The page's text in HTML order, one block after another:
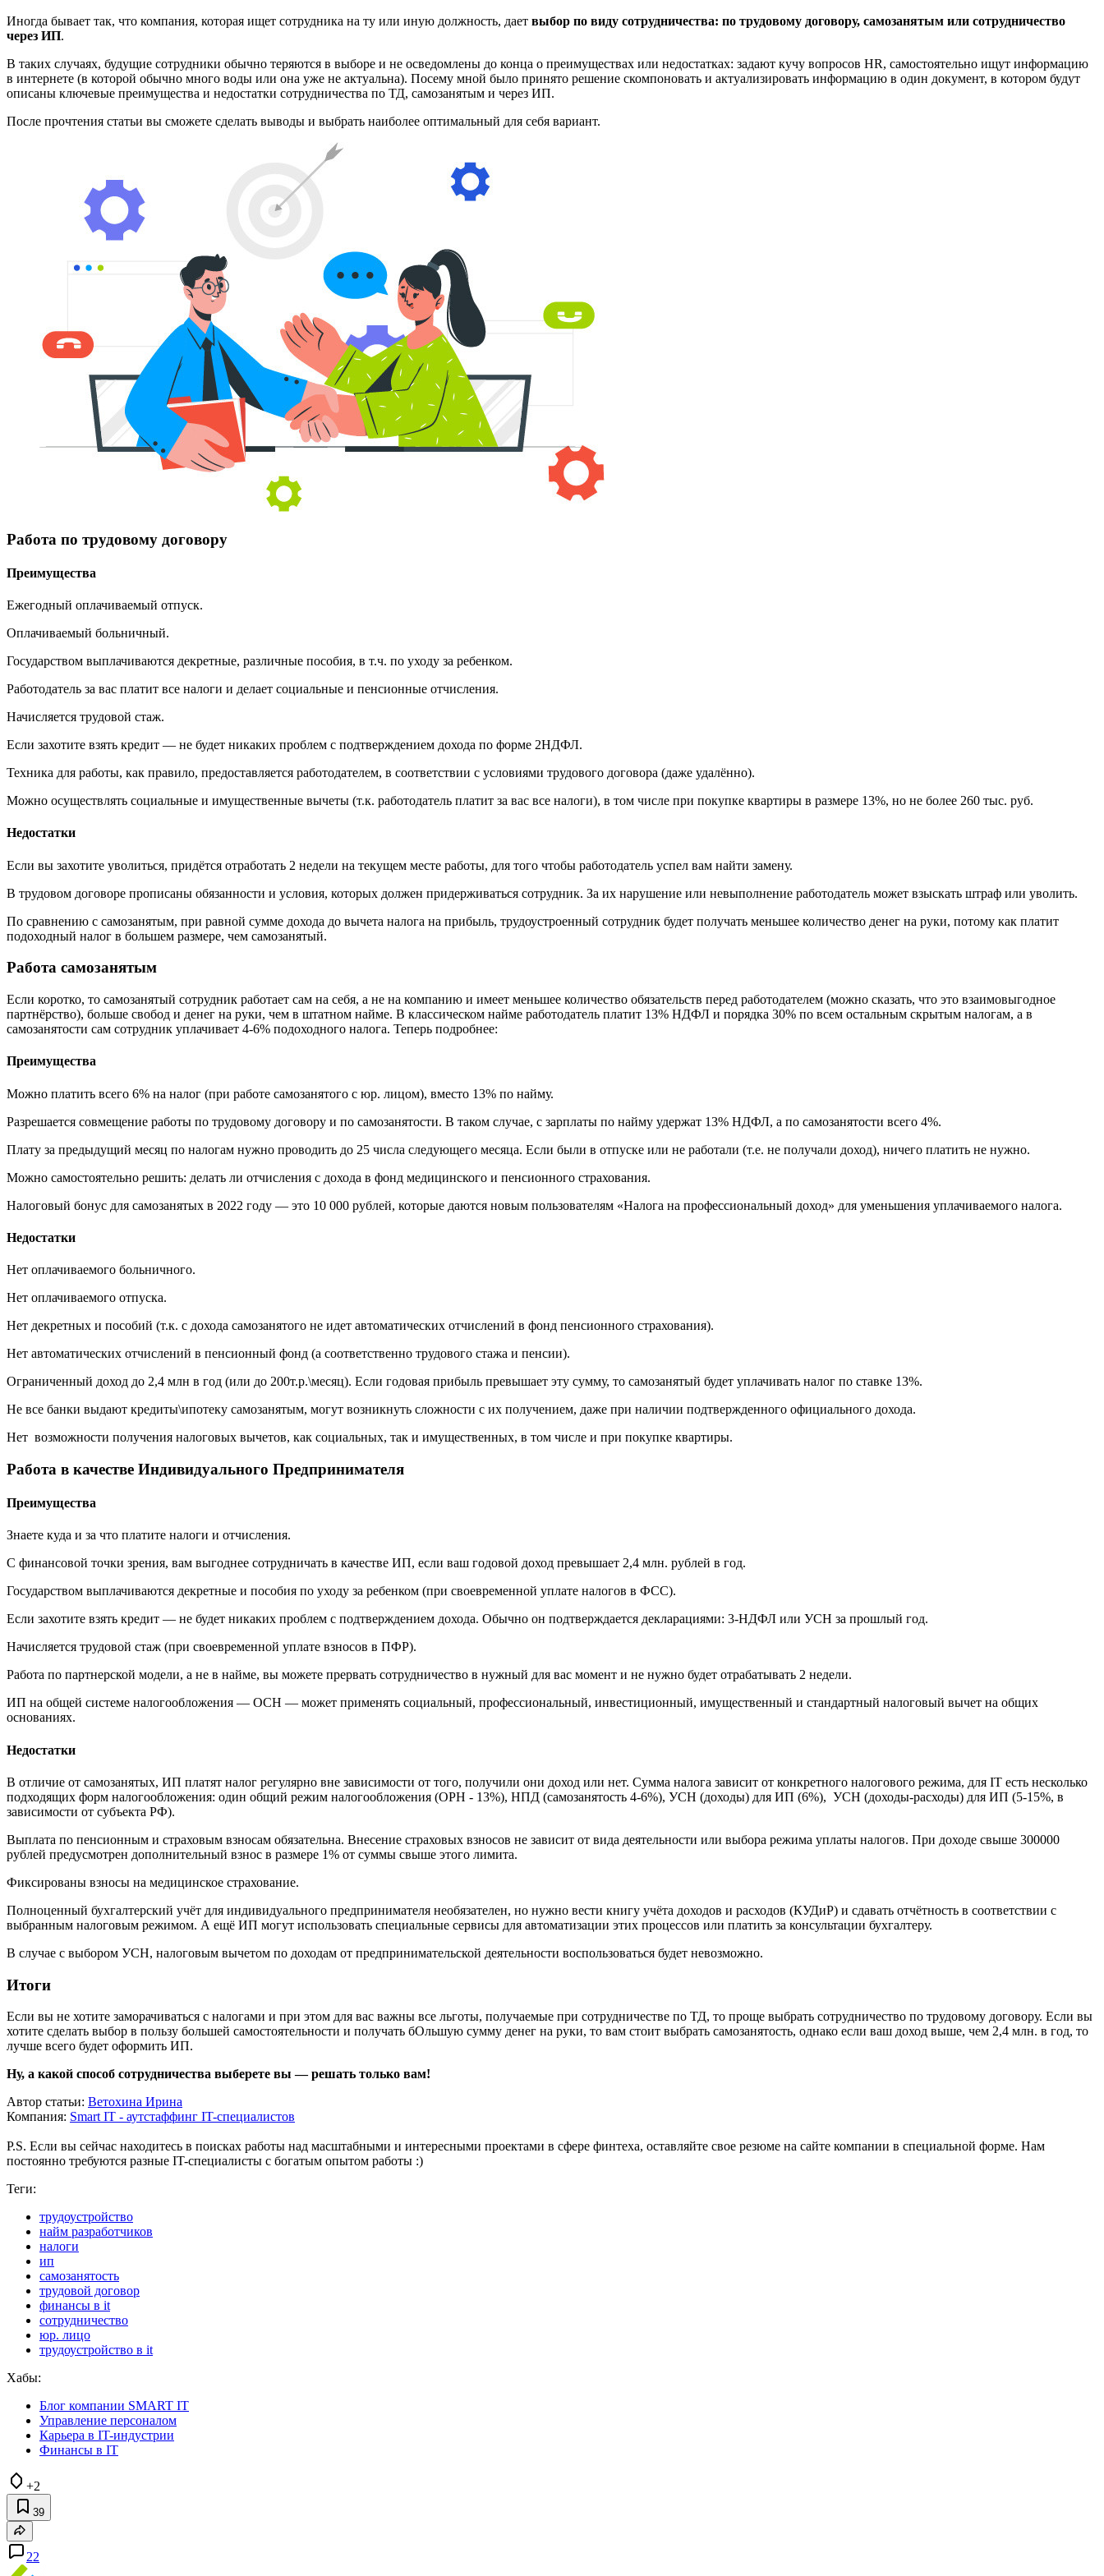
Иногда бывает так, что компания, которая ищет сотрудника на ту или иную должность, дает выбор по виду сотрудничества: по трудовому договору, самозанятым или сотрудничество
через ИП.
В таких случаях, будущие сотрудники обычно теряются в выборе и не осведомлены до конца о преимуществах или недостатках: задают кучу вопросов HR, самостоятельно ищут информацию
в интернете (в которой обычно много воды или она уже не актуальна). Посему мной было принято решение скомпоновать и актуализировать информацию в один документ, в котором будут
описаны ключевые преимущества и недостатки сотрудничества по ТД, самозанятым и через ИП.
После прочтения статьи вы сможете сделать выводы и выбрать наиболее оптимальный для себя вариант.
Работа по трудовому договору
Преимущества
Ежегодный оплачиваемый отпуск.
Оплачиваемый больничный.
Государством выплачиваются декретные, различные пособия, в т.ч. по уходу за ребенком.
Работодатель за вас платит все налоги и делает социальные и пенсионные отчисления.
Начисляется трудовой стаж.
Если захотите взять кредит — не будет никаких проблем с подтверждением дохода по форме 2НДФЛ.
Техника для работы, как правило, предоставляется работодателем, в соответствии с условиями трудового договора (даже удалённо).
Можно осуществлять социальные и имущественные вычеты (т.к. работодатель платит за вас все налоги), в том числе при покупке квартиры в размере 13%, но не более 260 тыс. руб.
Недостатки
Если вы захотите уволиться, придётся отработать 2 недели на текущем месте работы, для того чтобы работодатель успел вам найти замену.
В трудовом договоре прописаны обязанности и условия, которых должен придерживаться сотрудник. За их нарушение или невыполнение работодатель может взыскать штраф или уволить.
По сравнению с самозанятым, при равной сумме дохода до вычета налога на прибыль, трудоустроенный сотрудник будет получать меньшее количество денег на руки, потому как платит
подоходный налог в большем размере, чем самозанятый.
Работа самозанятым
Если коротко, то самозанятый сотрудник работает сам на себя, а не на компанию и имеет меньшее количество обязательств перед работодателем (можно сказать, что это взаимовыгодное
партнёрство), больше свобод и денег на руки, чем в штатном найме. В классическом найме работодатель платит 13% НДФЛ и порядка 30% по всем остальным скрытым налогам, а в
самозанятости сам сотрудник уплачивает 4-6% подоходного налога. Теперь подробнее:
Преимущества
Можно платить всего 6% на налог (при работе самозанятого с юр. лицом), вместо 13% по найму.
Разрешается совмещение работы по трудовому договору и по самозанятости. В таком случае, с зарплаты по найму удержат 13% НДФЛ, а по самозанятости всего 4%.
Плату за предыдущий месяц по налогам нужно проводить до 25 числа следующего месяца. Если были в отпуске или не работали (т.е. не получали доход), ничего платить не нужно.
Можно самостоятельно решить: делать ли отчисления с дохода в фонд медицинского и пенсионного страхования.
Налоговый бонус для самозанятых в 2022 году — это 10 000 рублей, которые даются новым пользователям «Налога на профессиональный доход» для уменьшения уплачиваемого налога.
Недостатки
Нет оплачиваемого больничного.
Нет оплачиваемого отпуска.
Нет декретных и пособий (т.к. с дохода самозанятого не идет автоматических отчислений в фонд пенсионного страхования).
Нет автоматических отчислений в пенсионный фонд (а соответственно трудового стажа и пенсии).
Ограниченный доход до 2,4 млн в год (или до 200т.р.\месяц). Если годовая прибыль превышает эту сумму, то самозанятый будет уплачивать налог по ставке 13%.
Не все банки выдают кредиты\ипотеку самозанятым, могут возникнуть сложности с их получением, даже при наличии подтвержденного официального дохода.
Нет возможности получения налоговых вычетов, как социальных, так и имущественных, в том числе и при покупке квартиры.
Работа в качестве Индивидуального Предпринимателя
Преимущества
Знаете куда и за что платите налоги и отчисления.
С финансовой точки зрения, вам выгоднее сотрудничать в качестве ИП, если ваш годовой доход превышает 2,4 млн. рублей в год.
Государством выплачиваются декретные и пособия по уходу за ребенком (при своевременной уплате налогов в ФСС).
Если захотите взять кредит — не будет никаких проблем с подтверждением дохода. Обычно он подтверждается декларациями: 3-НДФЛ или УСН за прошлый год.
Начисляется трудовой стаж (при своевременной уплате взносов в ПФР).
Работа по партнерской модели, а не в найме, вы можете прервать сотрудничество в нужный для вас момент и не нужно будет отрабатывать 2 недели.
ИП на общей системе налогообложения — ОСН — может применять социальный, профессиональный, инвестиционный, имущественный и стандартный налоговый вычет на общих
основаниях.
Недостатки
В отличие от самозанятых, ИП платят налог регулярно вне зависимости от того, получили они доход или нет. Сумма налога зависит от конкретного налогового режима, для IT есть несколько
подходящих форм налогообложения: один общий режим налогообложения (ОРН - 13%), НПД (самозанятость 4-6%), УСН (доходы) для ИП (6%), УСН (доходы-расходы) для ИП (5-15%, в
зависимости от субъекта РФ).
Выплата по пенсионным и страховым взносам обязательна. Внесение страховых взносов не зависит от вида деятельности или выбора режима уплаты налогов. При доходе свыше 300000
рублей предусмотрен дополнительный взнос в размере 1% от суммы свыше этого лимита.
Фиксированы взносы на медицинское страхование.
Полноценный бухгалтерский учёт для индивидуального предпринимателя необязателен, но нужно вести книгу учёта доходов и расходов (КУДиР) и сдавать отчётность в соответствии с
выбранным налоговым режимом. А ещё ИП могут использовать специальные сервисы для автоматизации этих процессов или платить за консультации бухгалтеру.
В случае с выбором УСН, налоговым вычетом по доходам от предпринимательской деятельности воспользоваться будет невозможно.
Итоги
Если вы не хотите заморачиваться с налогами и при этом для вас важны все льготы, получаемые при сотрудничестве по ТД, то проще выбрать сотрудничество по трудовому договору. Если вы
хотите сделать выбор в пользу большей самостоятельности и получать бОльшую сумму денег на руки, то вам стоит выбрать самозанятость, однако если ваш доход выше, чем 2,4 млн. в год, то
лучше всего будет оформить ИП.
Ну, а какой способ сотрудничества выберете вы — решать только вам!
Автор статьи: Ветохина Ирина
Компания: Smart IT - аутстаффинг IT-специалистов
P.S. Если вы сейчас находитесь в поисках работы над масштабными и интересными проектами в сфере финтеха, оставляйте свое резюме на сайте компании в специальной форме. Нам
постоянно требуются разные IT-специалисты с богатым опытом работы :)
Теги:
трудоустройство
найм разработчиков
налоги
ип
самозанятость
трудовой договор
финансы в it
сотрудничество
юр. лицо
трудоустройство в it
Хабы:
Блог компании SMART IT
Управление персоналом
Карьера в IT-индустрии
Финансы в IT
+2
39
22